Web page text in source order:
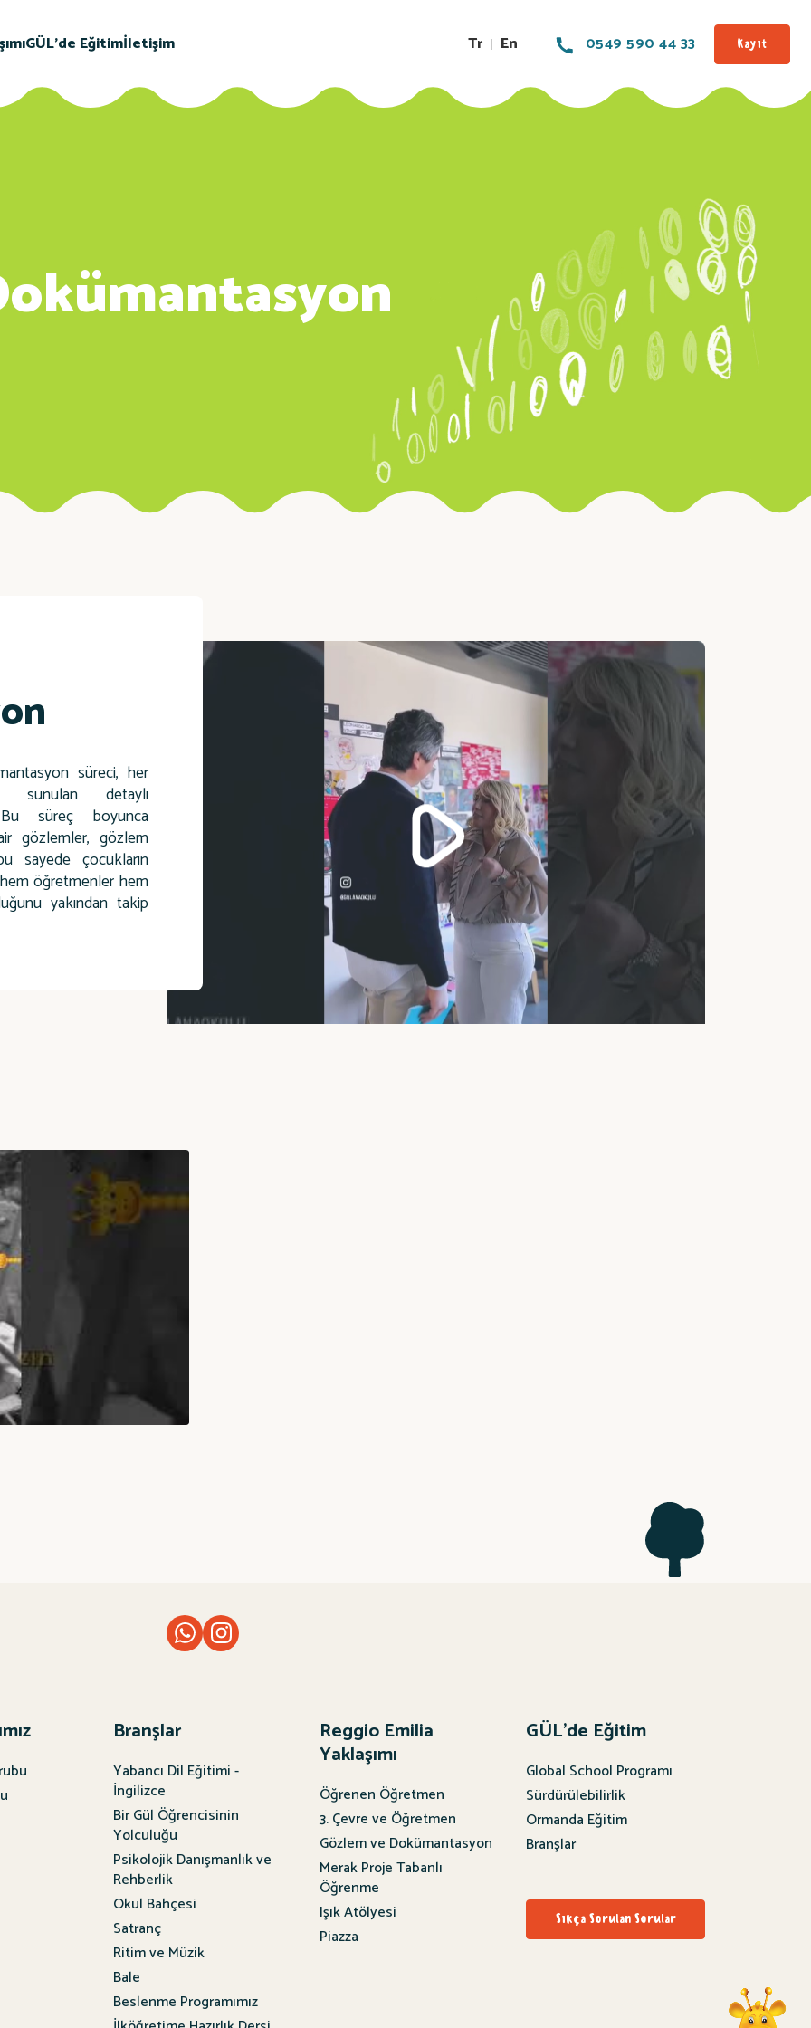
GÜL'de Eğitimİletişim Tr En 0549 590 44 33 Kayıt
süreci, her
sunulan detaylı
Bu süreç boyunca
gözlemler, gözlem
sayede çocukların
öğretmenler hem
yakından takip
Branşlar
Yabancı Dil Eğitimi -
İngilizce
Bir Gül Öğrencisinin
Yolculuğu
Psikolojik Danışmanlık ve
Rehberlik
Okul Bahçesi
Satranç
Ritim ve Müzik
Bale
Beslenme Programımız
Reggio Emilia
Yaklaşımı
Öğrenen Öğretmen
3. Çevre ve Öğretmen
Gözlem ve Dokümantasyon
Merak Proje Tabanlı
Öğrenme
Işık Atölyesi
Piazza
GÜL'de Eğitim
Global School Programı
Sürdürülebilirlik
Ormanda Eğitim
Branşlar
Sıkça Sorulan Sorular